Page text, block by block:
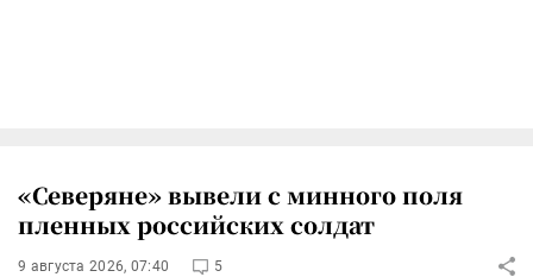
«Северяне» вывели с минного поля
пленных российских солдат
9 августа 2026, 07:40 5